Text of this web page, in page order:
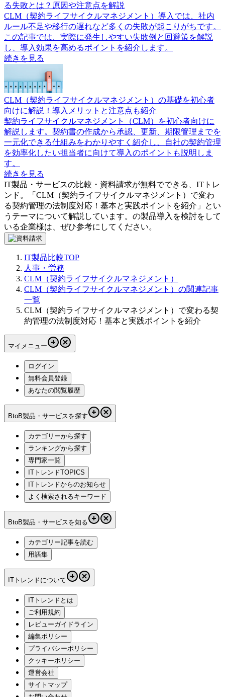
る失敗とは？原因や注意点を解説
CLM（契約ライフサイクルマネジメント）導入では、社内
ルール不足や移行の遅れなど多くの失敗が起こりがちです。
この記事では、実際に発生しやすい失敗例と回避策を解説
し、導入効果を高めるポイントを紹介します。
続きを見る
CLM（契約ライフサイクルマネジメント）の基礎を初心者
向けに解説！導入メリットと注意点も紹介
契約ライフサイクルマネジメント（CLM）を初心者向けに
解説します。契約書の作成から承認、更新、期限管理までを
一元化できる仕組みをわかりやすく紹介し、自社の契約管理
を効率化したい担当者に向けて導入のポイントも説明しま
す。
続きを見る
IT製品・サービスの比較・資料請求が無料でできる、ITトレ
ンド。「 CLM（契約ライフサイクルマネジメント）で変わ
る契約管理の法制度対応！基本と実践ポイントを紹介 」とい
うテーマについて解説しています。 の製品導入を検討をして
いる企業様は、ぜひ参考にしてください。
IT製品比較TOP
人事・労務
CLM（契約ライフサイクルマネジメント）
CLM（契約ライフサイクルマネジメント）の関連記事
一覧
CLM（契約ライフサイクルマネジメント）で変わる契
約管理の法制度対応！基本と実践ポイントを紹介
マイメニュー
ログイン
無料会員登録
あなたの閲覧履歴
BtoB製品・サービスを探す
カテゴリーから探す
ランキングから探す
専門家一覧
ITトレンドTOPICS
ITトレンドからのお知らせ
よく検索されるキーワード
BtoB製品・サービスを知る
カテゴリー記事を読む
用語集
ITトレンドについて
ITトレンドとは
ご利用規約
レビューガイドライン
編集ポリシー
プライバシーポリシー
クッキーポリシー
運営会社
サイトマップ